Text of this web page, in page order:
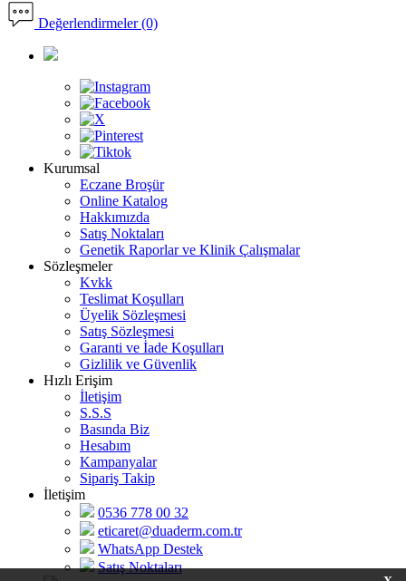
Değerlendirmeler (0)
Kurumsal
Eczane Broşür
Online Katalog
Hakkımızda
Satış Noktaları
Genetik Raporlar ve Klinik Çalışmalar
Sözleşmeler
Kvkk
Teslimat Koşulları
Üyelik Sözleşmesi
Satış Sözleşmesi
Garanti ve İade Koşulları
Gizlilik ve Güvenlik
Hızlı Erişim
İletişim
S.S.S
Basında Biz
Hesabım
Kampanyalar
Sipariş Takip
İletişim
0536 778 00 32
eticaret@duaderm.com.tr
WhatsApp Destek
Satış Noktaları